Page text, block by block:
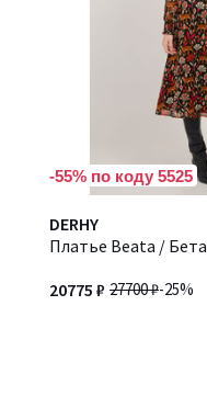
-55% по коду 5525
DERHY
Платье Beata / Бета
27700 ₽-25%
20775 ₽